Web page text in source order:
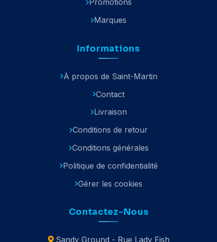
Promotions
Marques
Informations
À propos de Saint-Martin
Contact
Livraison
Conditions de retour
Conditions générales
Politique de confidentialité
Gérer les cookies
Contactez-Nous
Sandy Ground - Rue Lady Fish